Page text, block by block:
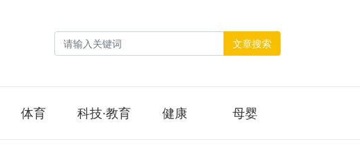
文章搜索
体育 科技·教育 健康 母婴